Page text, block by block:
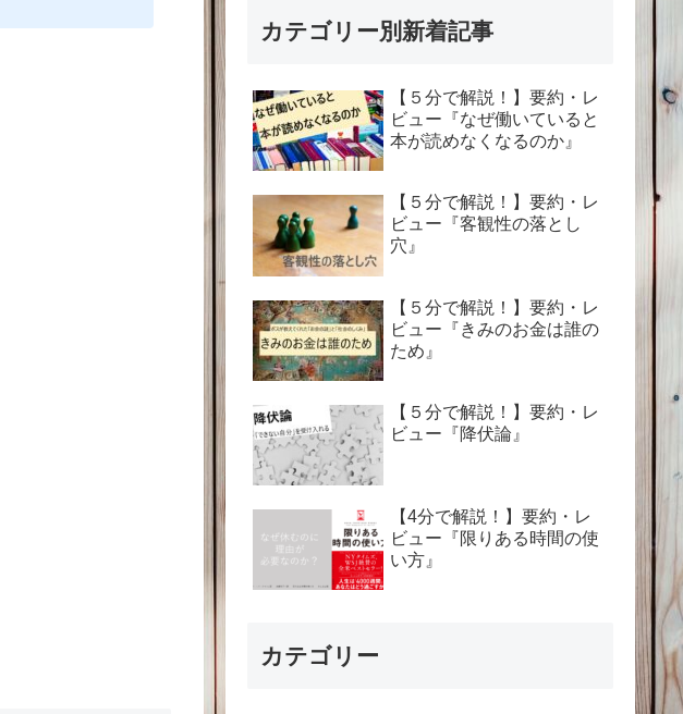
カテゴリー別新着記事
【５分で解説！】要約・レ
ビュー『なぜ働いていると
本が読めなくなるのか』
【５分で解説！】要約・レ
ビュー『客観性の落とし
穴』
【５分で解説！】要約・レ
ビュー『きみのお金は誰の
ため』
【５分で解説！】要約・レ
ビュー『降伏論』
【4分で解説！】要約・レ
ビュー『限りある時間の使
い方』
カテゴリー